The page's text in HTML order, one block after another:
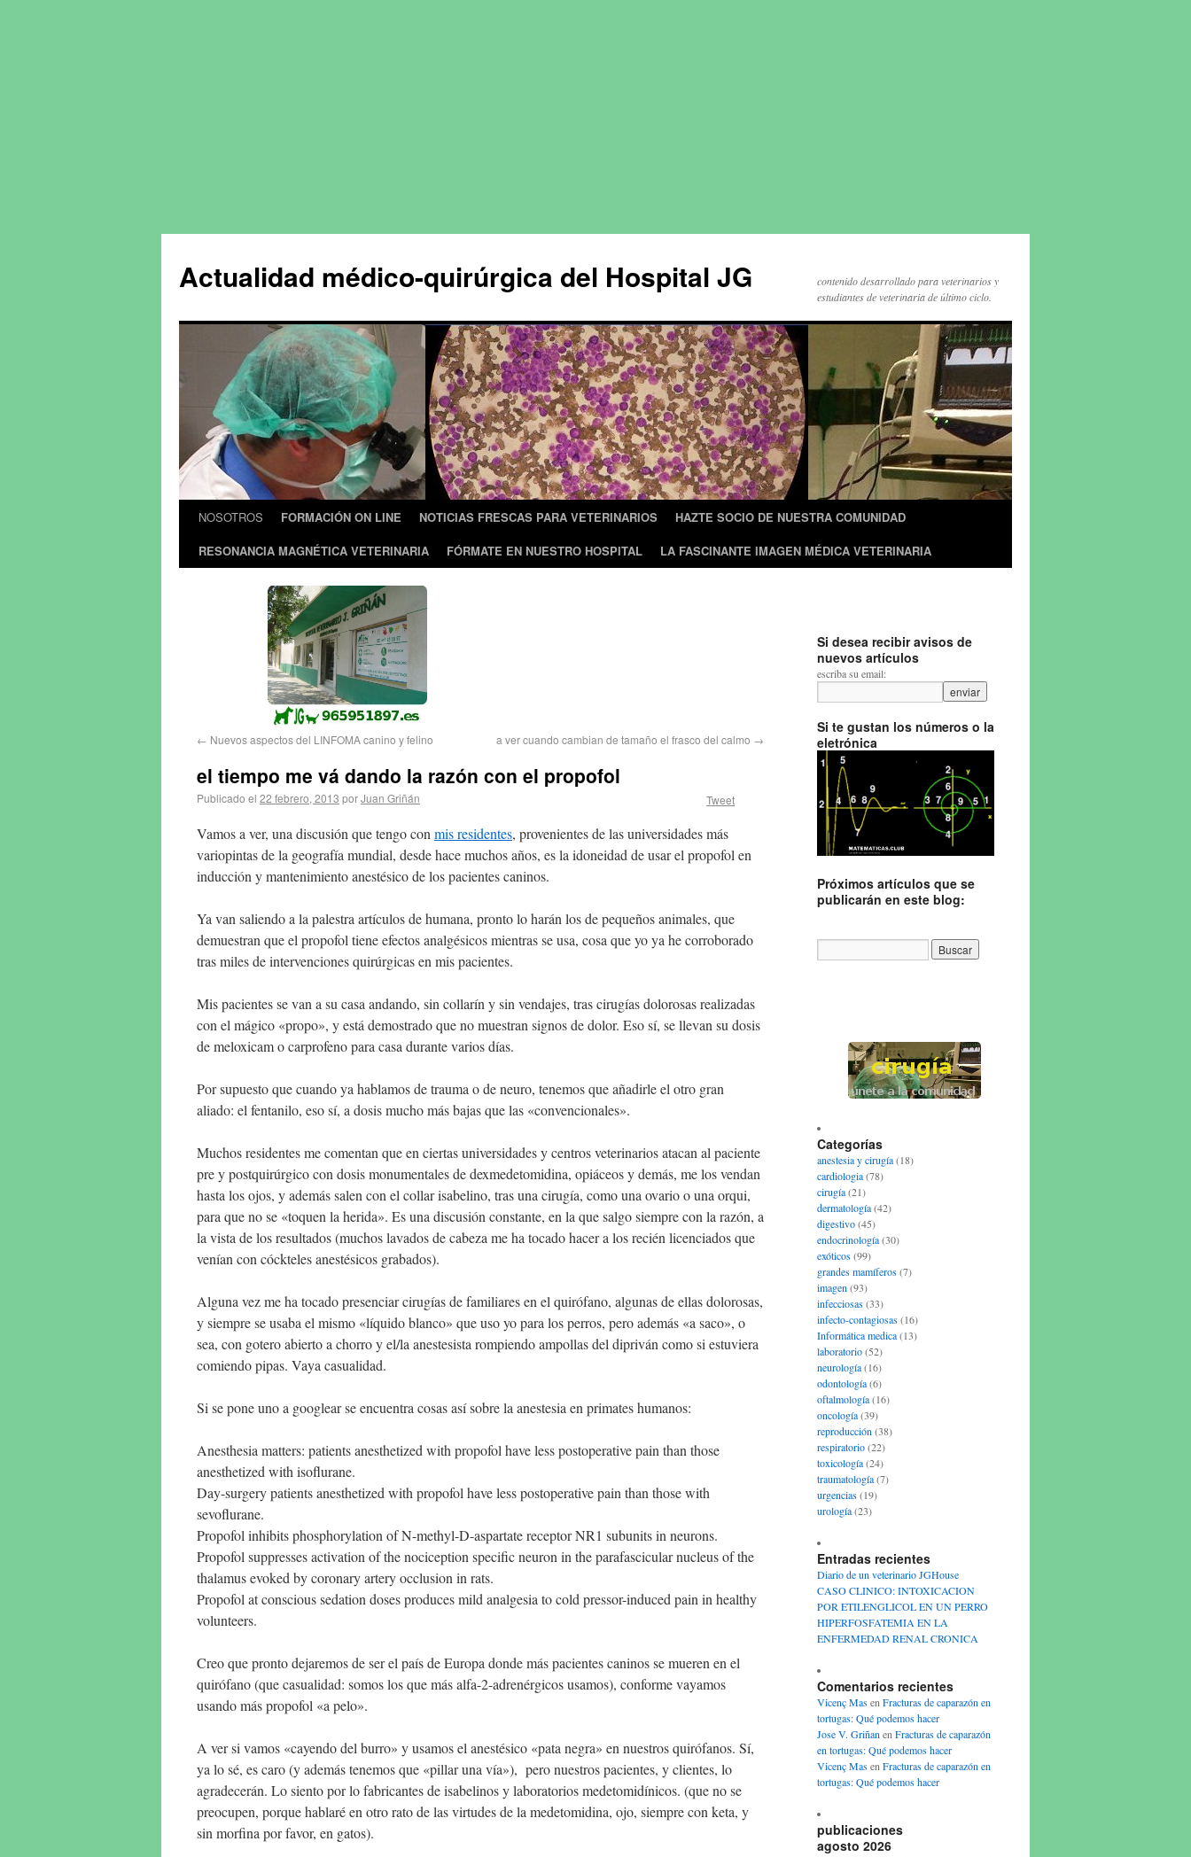
Actualidad médico-quirúrgica del Hospital JG
contenido desarrollado para veterinarios y
estudiantes de veterinaria de último ciclo.
NOSOTROS FORMACIÓN ON LINE NOTICIAS FRESCAS PARA VETERINARIOS
HAZTE SOCIO DE NUESTRA COMUNIDAD
RESONANCIA MAGNÉTICA VETERINARIA
FÓRMATE EN NUESTRO HOSPITAL LA FASCINANTE IMAGEN MÉDICA VETERINARIA
← Nuevos aspectos del LINFOMA canino y felino a ver cuando cambian de tamaño el frasco del calmo →
el tiempo me vá dando la razón con el propofol
Tweet
Publicado el 22 febrero, 2013 porJuan Griñán
Vamos a ver, una discusión que tengo conmis residentes, provenientes de las universidades más
variopintas de la geografía mundial, desde hace muchos años, es la idoneidad de usar el propofol en
inducción y mantenimiento anestésico de los pacientes caninos.
Ya van saliendo a la palestra artículos de humana, pronto lo harán los de pequeños animales, que
demuestran que el propofol tiene efectos analgésicos mientras se usa, cosa que yo ya he corroborado
tras miles de intervenciones quirúrgicas en mis pacientes.
Mis pacientes se van a su casa andando, sin collarín y sin vendajes, tras cirugías dolorosas realizadas
con el mágico «propo», y está demostrado que no muestran signos de dolor. Eso sí, se llevan su dosis
de meloxicam o carprofeno para casa durante varios días.
Por supuesto que cuando ya hablamos de trauma o de neuro, tenemos que añadirle el otro gran
aliado: el fentanilo, eso sí, a dosis mucho más bajas que las «convencionales».
Muchos residentes me comentan que en ciertas universidades y centros veterinarios atacan al paciente
pre y postquirúrgico con dosis monumentales de dexmedetomidina, opiáceos y demás, me los vendan
hasta los ojos, y además salen con el collar isabelino, tras una cirugía, como una ovario o una orqui,
para que no se «toquen la herida». Es una discusión constante, en la que salgo siempre con la razón, a
la vista de los resultados (muchos lavados de cabeza me ha tocado hacer a los recién licenciados que
venían con cóckteles anestésicos grabados).
Alguna vez me ha tocado presenciar cirugías de familiares en el quirófano, algunas de ellas dolorosas,
y siempre se usaba el mismo «líquido blanco» que uso yo para los perros, pero además «a saco», o
sea, con gotero abierto a chorro y el/la anestesista rompiendo ampollas del dipriván como si estuviera
comiendo pipas. Vaya casualidad.
Si se pone uno a googlear se encuentra cosas así sobre la anestesia en primates humanos:
Anesthesia matters: patients anesthetized with propofol have less postoperative pain than those
anesthetized with isoflurane.
Day-surgery patients anesthetized with propofol have less postoperative pain than those with
sevoflurane.
Propofol inhibits phosphorylation of N-methyl-D-aspartate receptor NR1 subunits in neurons.
Propofol suppresses activation of the nociception specific neuron in the parafascicular nucleus of the
thalamus evoked by coronary artery occlusion in rats.
Propofol at conscious sedation doses produces mild analgesia to cold pressor-induced pain in healthy
volunteers.
Creo que pronto dejaremos de ser el país de Europa donde más pacientes caninos se mueren en el
quirófano (que casualidad: somos los que más alfa-2-adrenérgicos usamos), conforme vayamos
usando más propofol «a pelo».
A ver si vamos «cayendo del burro» y usamos el anestésico «pata negra» en nuestros quirófanos. Sí,
ya lo sé, es caro (y además tenemos que «pillar una vía»), pero nuestros pacientes, y clientes, lo
agradecerán. Lo siento por lo fabricantes de isabelinos y laboratorios medetomidínicos. (que no se
preocupen, porque hablaré en otro rato de las virtudes de la medetomidina, ojo, siempre con keta, y
sin morfina por favor, en gatos).
Si desea recibir avisos de
nuevos artículos
escriba su email:
Si te gustan los números o la
eletrónica
Próximos artículos que se
publicarán en este blog:
Categorías
anestesia y cirugía(18)
cardiologia(78)
cirugía(21)
dermatología(42)
digestivo(45)
endocrinología(30)
exóticos(99)
grandes mamíferos(7)
imagen (93)
infecciosas(33)
infecto-contagiosas(16)
Informática medica(13)
laboratorio(52)
neurología(16)
odontología(6)
oftalmología(16)
oncología(39)
reproducción (38)
respiratorio(22)
toxicología(24)
traumatología(7)
urgencias(19)
urología(23)
Entradas recientes
Diario de un veterinario JGHouse
CASO CLINICO: INTOXICACION
POR ETILENGLICOL EN UN PERRO
HIPERFOSFATEMIA EN LA
ENFERMEDAD RENAL CRONICA
Comentarios recientes
Vicenç Masen Fracturas de caparazón en
tortugas: Qué podemos hacer
Jose V. Griñan en Fracturas de caparazón
en tortugas: Qué podemos hacer
Vicenç Masen Fracturas de caparazón en
tortugas: Qué podemos hacer
publicaciones
agosto 2026